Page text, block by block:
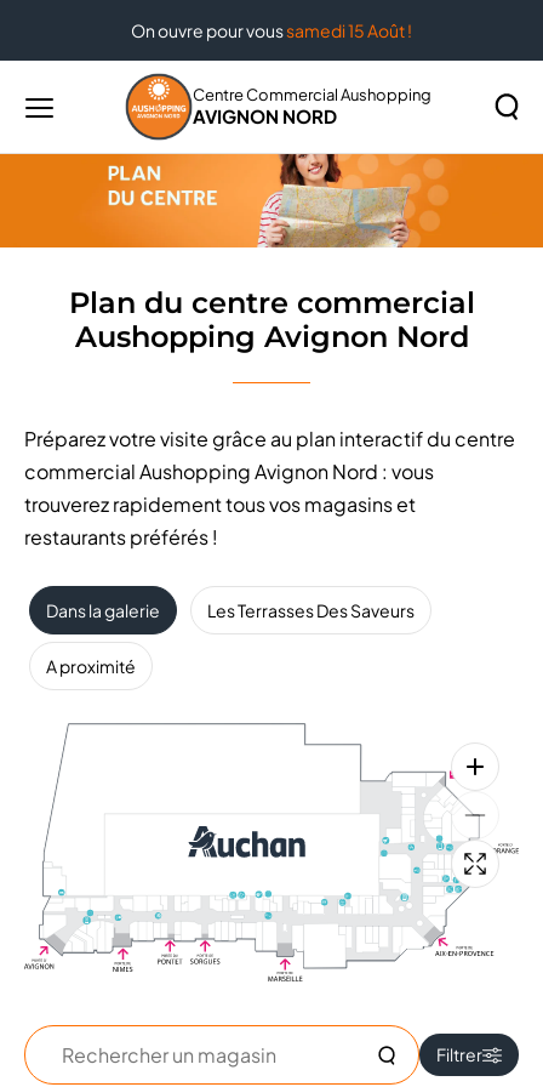
On ouvre pour voussamedi 15 Août !
Menu
principal
Centre Commercial Aushopping
AVIGNON NORD
Rechercher
site
Plan du centre commercial Aushopping Avignon
Plan du centre commercial
Aushopping Avignon Nord
Préparez votre visite grâce au plan interactif du centre
commercial Aushopping Avignon Nord : vous
trouverez rapidement tous vos magasins et
restaurants préférés !
Dans la galerie Les Terrasses Des Saveurs
A proximité
Rechercher
un
Filtrer